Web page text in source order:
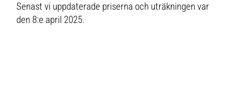
Senast vi uppdaterade priserna och uträkningen var
den 8:e april 2025.